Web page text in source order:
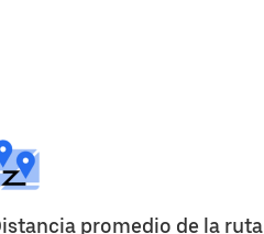
promedio de la ruta